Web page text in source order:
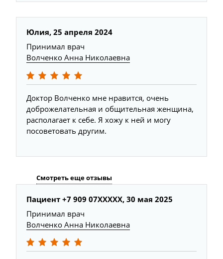
Юлия, 25 апреля 2024
Принимал врач
Волченко Анна Николаевна
Доктор Волченко мне нравится, очень
доброжелательная и общительная женщина,
располагает к себе. Я хожу к ней и могу
посоветовать другим.
Смотреть еще отзывы
Пациент +7 909 07XXXXX, 30 мая 2025
Принимал врач
Волченко Анна Николаевна